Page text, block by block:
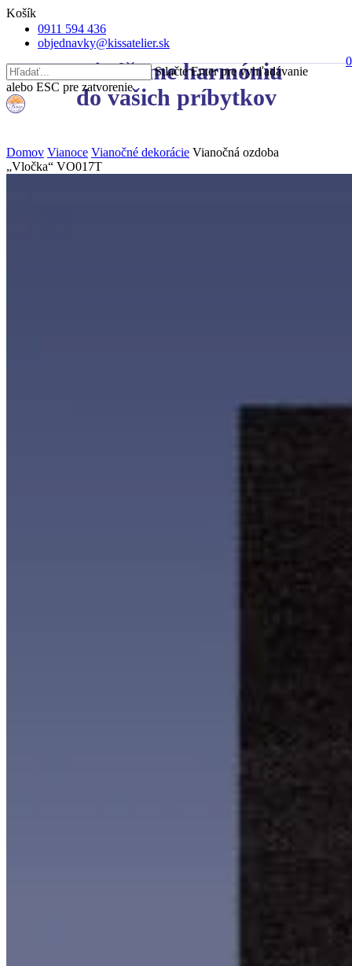
Skip
main
0911 594 436
objednavky@kissatelier.sk
Stlačte Enter pre vyhľadávanie
alebo ESC pre zatvorenie
Close
Search
0
KošíkClose
Cart
Prinášame harmóniu
do vašich príbytkov
Domov Vianoce Vianočné dekorácie Vianočná ozdoba
„Vločka“ VO017T